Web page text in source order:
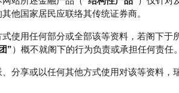
他国家居民应联络其传统证券商。
使用任何部分或全部该等资料，若阁下于
”）概不就阁下的行为负责或承担任何责任。
分享或以任何其他方式使用对该等资料，